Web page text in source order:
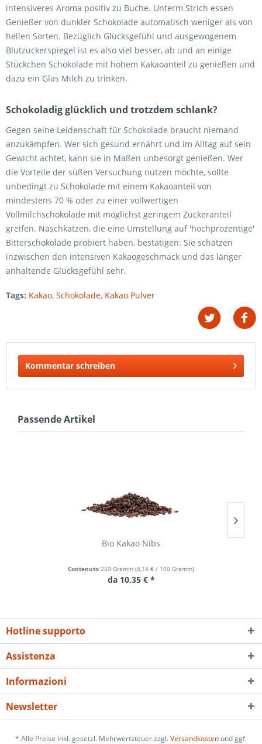
intensiveres Aroma positiv zu Buche. Unterm Strich essen
Genießer von dunkler Schokolade automatisch weniger als von
hellen Sorten. Bezüglich Glücksgefühl und ausgewogenem
Blutzuckerspiegel ist es also viel besser, ab und an einige
Stückchen Schokolade mit hohem Kakaoanteil zu genießen und
dazu ein Glas Milch zu trinken.
Schokoladig glücklich und trotzdem schlank?
Gegen seine Leidenschaft für Schokolade braucht niemand
anzukämpfen. Wer sich gesund ernährt und im Alltag auf sein
Gewicht achtet, kann sie in Maßen unbesorgt genießen. Wer
die Vorteile der süßen Versuchung nutzen möchte, sollte
unbedingt zu Schokolade mit einem Kakaoanteil von
mindestens 70 % oder zu einer vollwertigen
Vollmilchschokolade mit möglichst geringem Zuckeranteil
greifen. Naschkatzen, die eine Umstellung auf 'hochprozentige'
Bitterschokolade probiert haben, bestätigen: Sie schätzen
inzwischen den intensiven Kakaogeschmack und das länger
anhaltende Glücksgefühl sehr.
Tags: Kakao, Schokolade, Kakao Pulver
Kommentar schreiben
Passende Artikel
Bio Kakao Nibs
Contenuto 250 Gramm (4,14 € / 100 Gramm)
da 10,35 € *
Hotline supporto
Assistenza
Informazioni
Newsletter
* Alle Preise inkl. gesetzl. Mehrwertsteuer zzgl.Versandkosten und ggf.